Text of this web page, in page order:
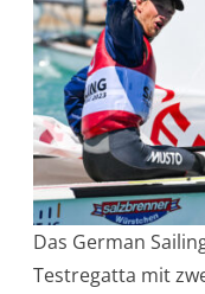
Das German
Testregatta mit